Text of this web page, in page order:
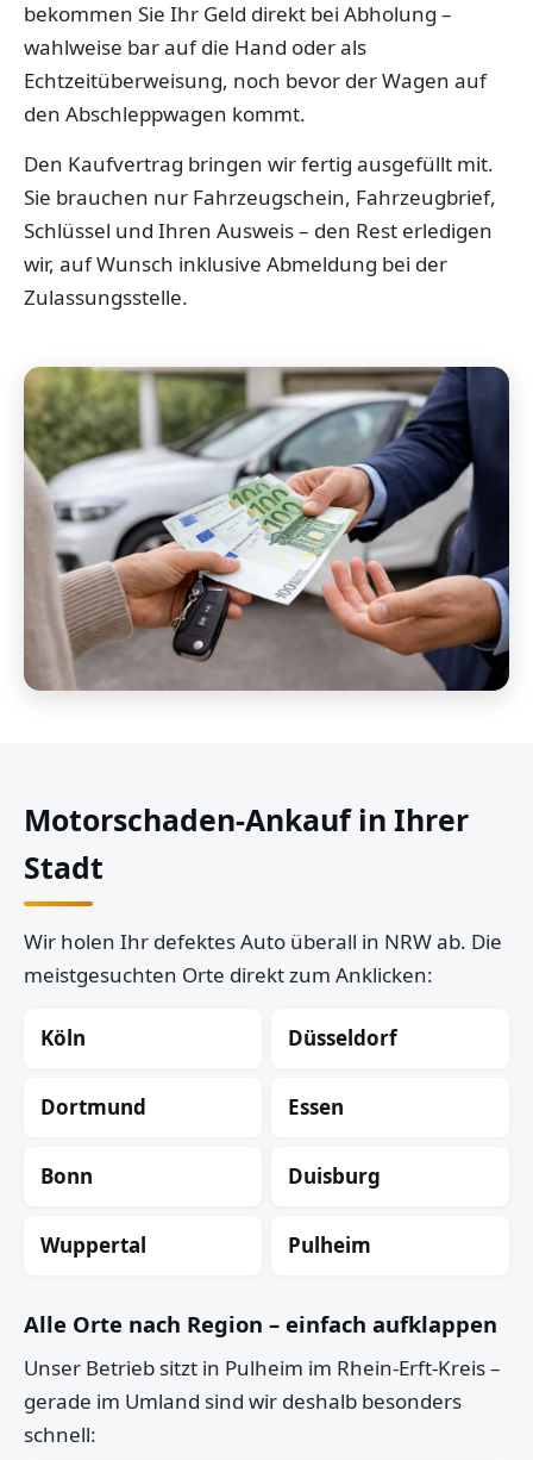
bekommen Sie Ihr Geld direkt bei Abholung –
wahlweise bar auf die Hand oder als
Echtzeitüberweisung, noch bevor der Wagen auf
den Abschleppwagen kommt.
Den Kaufvertrag bringen wir fertig ausgefüllt mit.
Sie brauchen nur Fahrzeugschein, Fahrzeugbrief,
Schlüssel und Ihren Ausweis – den Rest erledigen
wir, auf Wunsch inklusive Abmeldung bei der
Zulassungsstelle.
Motorschaden-Ankauf in Ihrer
Stadt
Wir holen Ihr defektes Auto überall in NRW ab. Die
meistgesuchten Orte direkt zum Anklicken:
Köln Düsseldorf
Dortmund Essen
Bonn Duisburg
Wuppertal Pulheim
Alle Orte nach Region – einfach aufklappen
Unser Betrieb sitzt in Pulheim im Rhein-Erft-Kreis –
gerade im Umland sind wir deshalb besonders
schnell: